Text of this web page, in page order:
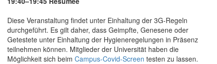
Diese Veranstaltung findet unter Einhaltung der 3G-Regeln
durchgeführt. Es gilt daher, dass Geimpfte, Genesene oder
Getestete unter Einhaltung der Hygieneregelungen in Präsenz
teilnehmen können. Mitglieder der Universität haben die
Möglichkeit sich beim Campus-Covid-Screen testen zu lassen.